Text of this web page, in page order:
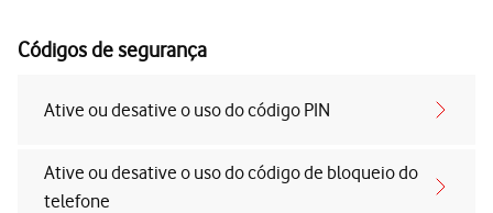
Códigos de segurança
Ative ou desative o uso do código PIN
Ative ou desative o uso do código de bloqueio do
telefone